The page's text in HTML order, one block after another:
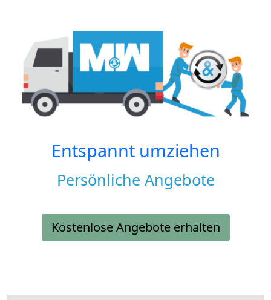
Entspannt umziehen
Persönliche Angebote
Kostenlose Angebote erhalten